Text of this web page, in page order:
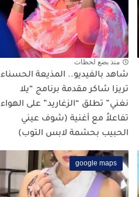
منذ بضع لحظات
شاهد بالفيديو.. المذيعة الحسناء
تريزا شاكر مقدمة برنامج “يلا
نغني” تطلق “الزغاريد” على الهواء
تفاعلاً مع أغنية (شوف عيني
الحبيب بحشمة لابس التوب)
google maps